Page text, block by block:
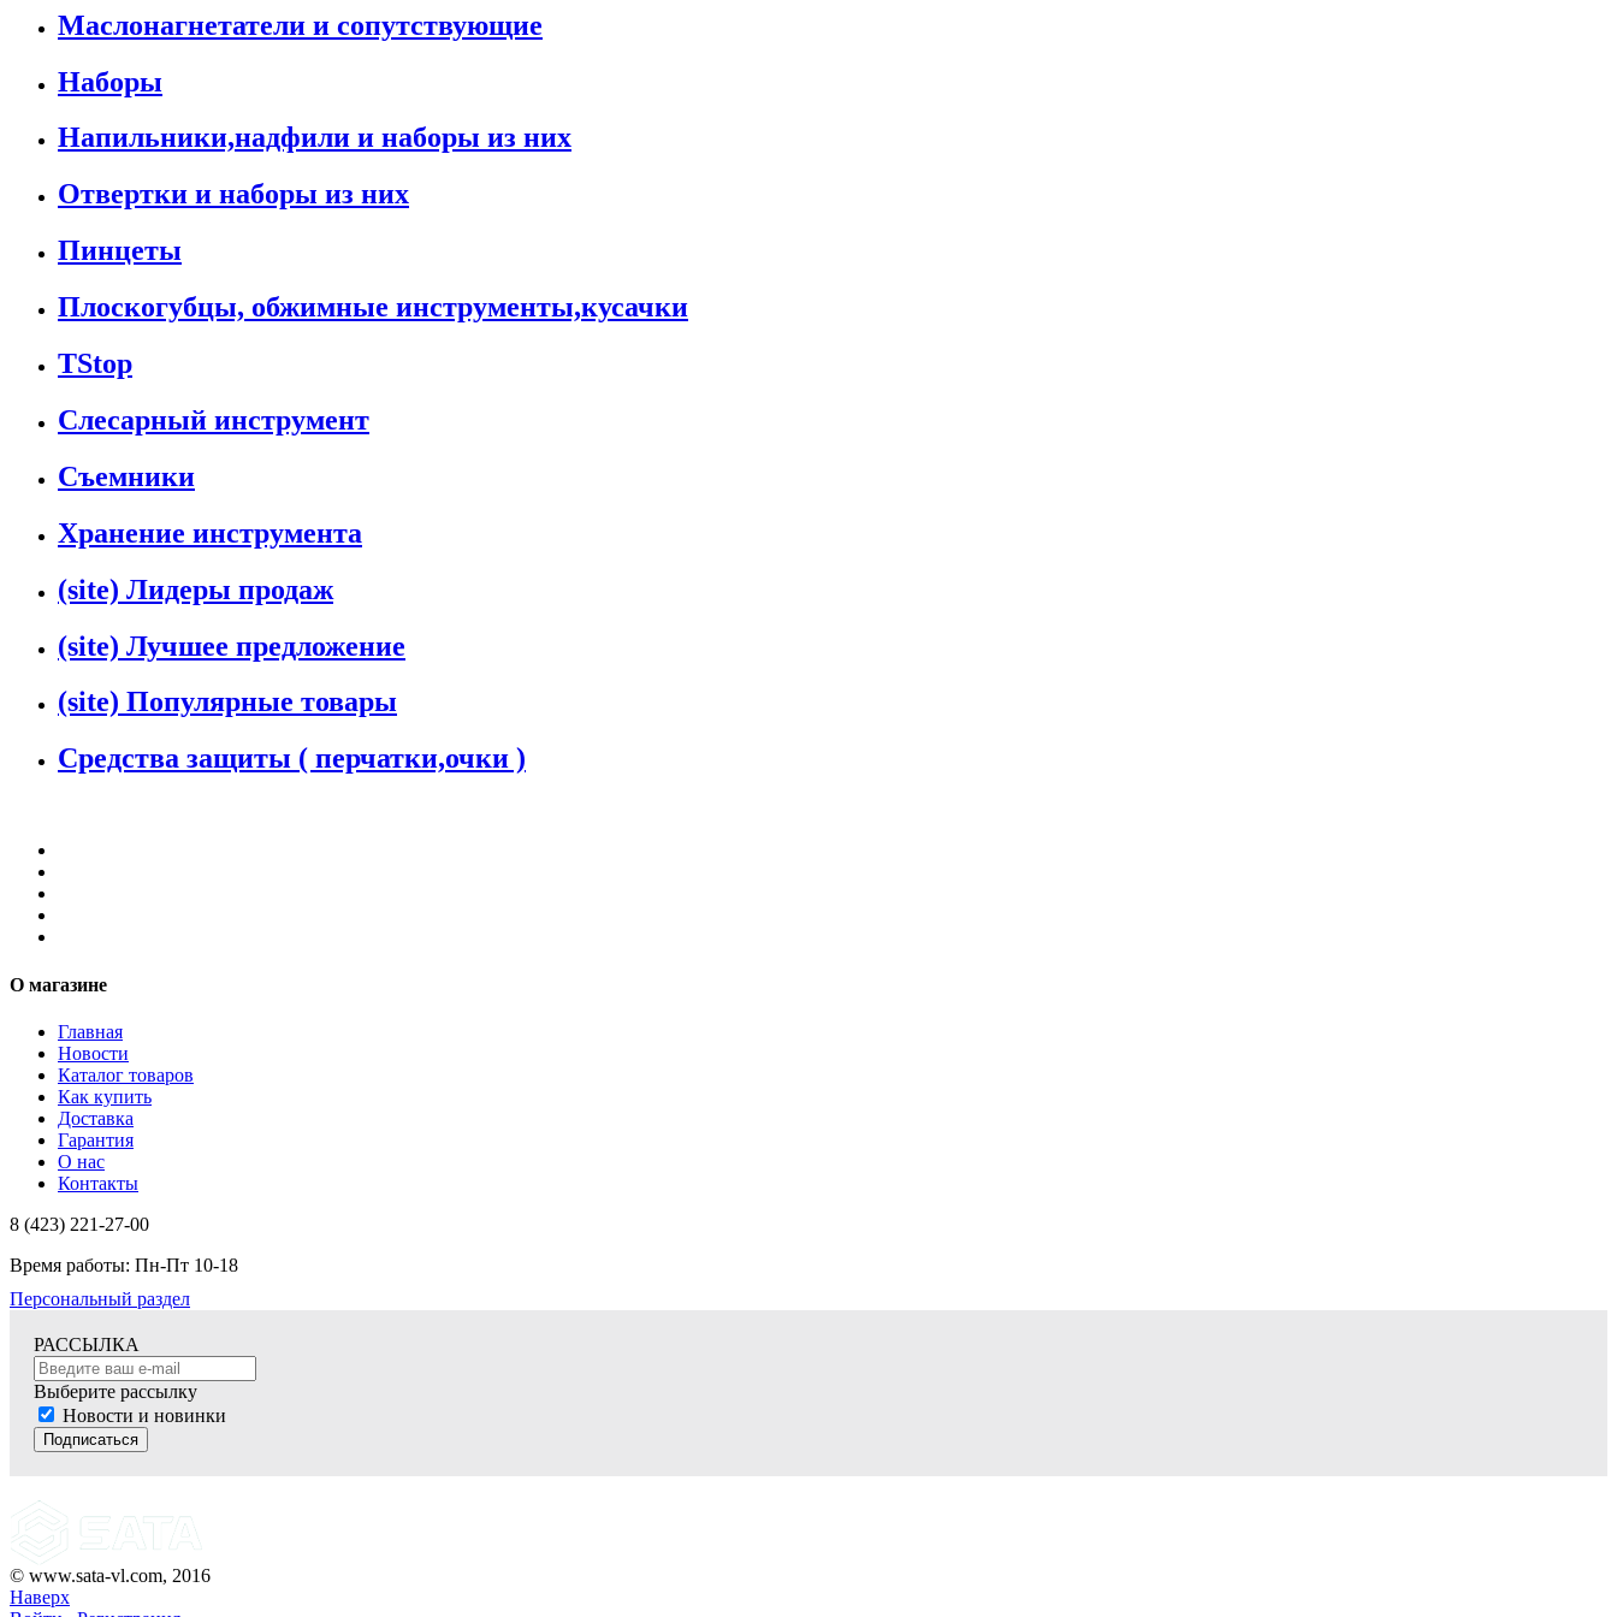
Маслонагнетатели и сопутствующие
Наборы
Напильники,надфили и наборы из них
Отвертки и наборы из них
Пинцеты
Плоскогубцы, обжимные инструменты,кусачки
TStop
Слесарный инструмент
Съемники
Хранение инструмента
(site) Лидеры продаж
(site) Лучшее предложение
(site) Популярные товары
Средства защиты ( перчатки,очки )
О магазине
Главная
Новости
Каталог товаров
Как купить
Доставка
Гарантия
О нас
Контакты
8 (423) 221-27-00
Время работы: Пн-Пт 10-18
Персональный раздел
РАССЫЛКА
Выберите рассылку
Новости и новинки
Подписаться
© www.sata-vl.com, 2016
Наверх